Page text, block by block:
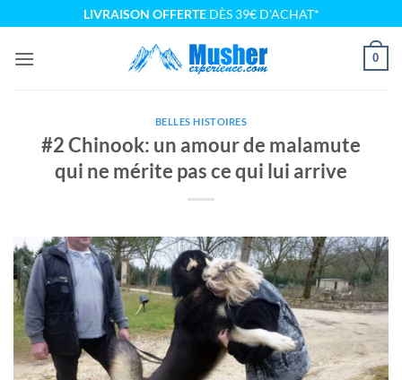
au
contenu
LIVRAISON OFFERTEDÈS 39€ D'ACHAT*
0
BELLES HISTOIRES
#2 Chinook: un amour de malamute
qui ne mérite pas ce qui lui arrive